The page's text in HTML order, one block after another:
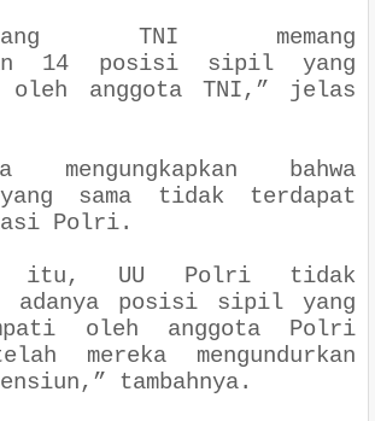
Undang TNI memang
14 posisi sipil yang
anggota TNI,” jelas
mengungkapkan bahwa
sama tidak terdapat
Polri.
itu, UU Polri tidak
adanya posisi sipil yang
oleh anggota Polri
mereka mengundurkan
tambahnya.